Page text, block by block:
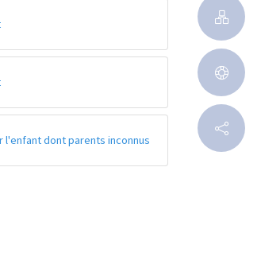
l'enfant dont parents inconnus